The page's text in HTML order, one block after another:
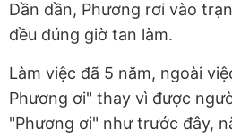
Dần dần, Phương rơi vào
đều đúng giờ tan làm.
Làm việc đã 5 năm, ngoài
Phương ơi" thay vì được
"Phương ơi" như trước đây,